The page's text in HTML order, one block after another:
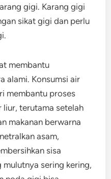
gigi. Karang gigi
sikat gigi dan perlu
membantu
alami. Konsumsi air
membantu proses
liur, terutama setelah
makanan berwarna
asam,
sisa
mulutnya sering kering,